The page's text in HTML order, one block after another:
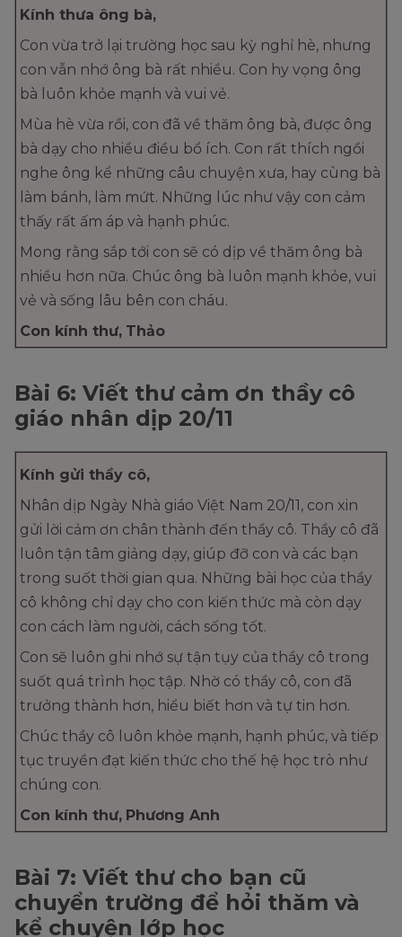
Kính thưa ông bà,
Con vừa trở lại trường học sau kỳ nghỉ hè, nhưng
con vẫn nhớ ông bà rất nhiều. Con hy vọng ông
bà luôn khỏe mạnh và vui vẻ.
Mùa hè vừa rồi, con đã về thăm ông bà, được ông
bà dạy cho nhiều điều bổ ích. Con rất thích ngồi
nghe ông kể những câu chuyện xưa, hay cùng bà
làm bánh, làm mứt. Những lúc như vậy con cảm
thấy rất ấm áp và hạnh phúc.
Mong rằng sắp tới con sẽ có dịp về thăm ông bà
nhiều hơn nữa. Chúc ông bà luôn mạnh khỏe, vui
vẻ và sống lâu bên con cháu.
Con kính thư, Thảo
Bài 6: Viết thư cảm ơn thầy cô
giáo nhân dịp 20/11
Kính gửi thầy cô,
Nhân dịp Ngày Nhà giáo Việt Nam 20/11, con xin
gửi lời cảm ơn chân thành đến thầy cô. Thầy cô đã
luôn tận tâm giảng dạy, giúp đỡ con và các bạn
trong suốt thời gian qua. Những bài học của thầy
cô không chỉ dạy cho con kiến thức mà còn dạy
con cách làm người, cách sống tốt.
Con sẽ luôn ghi nhớ sự tận tụy của thầy cô trong
suốt quá trình học tập. Nhờ có thầy cô, con đã
trưởng thành hơn, hiểu biết hơn và tự tin hơn.
Chúc thầy cô luôn khỏe mạnh, hạnh phúc, và tiếp
tục truyền đạt kiến thức cho thế hệ học trò như
chúng con.
Con kính thư, Phương Anh
Bài 7: Viết thư cho bạn cũ
chuyển trường để hỏi thăm và
kể chuyện lớp học